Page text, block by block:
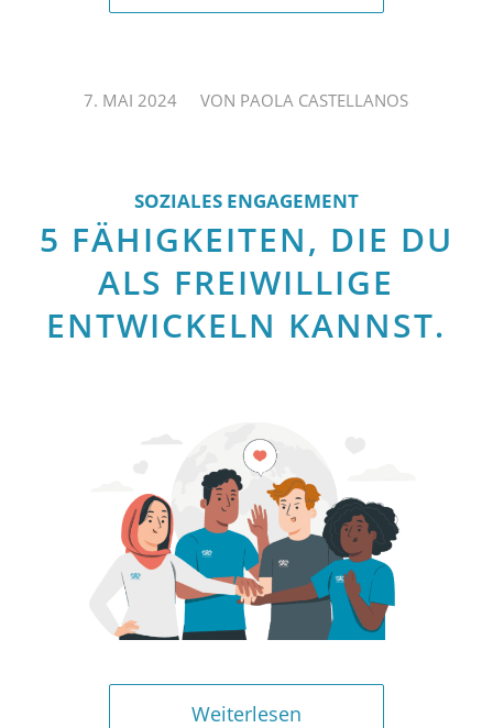
7. MAI 2024
/ VON PAOLA CASTELLANOS
SOZIALES ENGAGEMENT
5 FÄHIGKEITEN, DIE DU
ALS FREIWILLIGE
ENTWICKELN KANNST.
Weiterlesen